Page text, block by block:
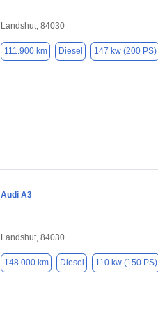
Landshut, 84030
111.900 km Diesel 147 kw (200 PS)
Audi A3
Landshut, 84030
148.000 km Diesel 110 kw (150 PS)